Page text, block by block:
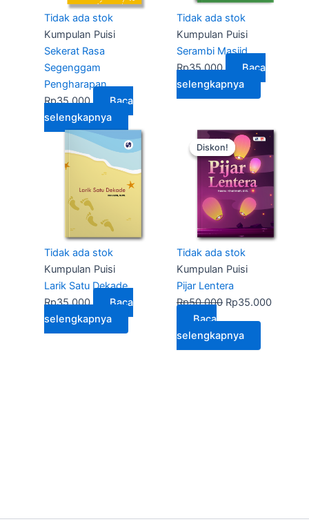
Tidak ada stok
Kumpulan Puisi
Sekerat Rasa
Segenggam
Pengharapan
Rp35.000
Baca
selengkapnya
Tidak ada stok
Kumpulan Puisi
Serambi Masjid
Rp35.000
Baca
selengkapnya
Tidak ada stok
Kumpulan Puisi
Larik Satu Dekade
Rp35.000
Baca
selengkapnya
Diskon!
Tidak ada stok
Diskon!
Kumpulan Puisi
Pijar Lentera
Rp50.000
Harga
aslinya
adalah:
Rp50.000.
Rp35.000
Harga
Baca
selengkapnya